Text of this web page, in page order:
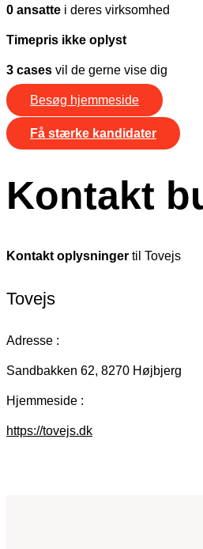
0 ansatte i deres virksomhed
Timepris ikke oplyst
3 cases vil de gerne vise dig
Besøg hjemmeside
Få stærke kandidater
Kontakt
Kontakt oplysninger til Tovejs
Tovejs
Adresse :
Sandbakken 62, 8270 Højbjerg
Hjemmeside :
https://tovejs.dk